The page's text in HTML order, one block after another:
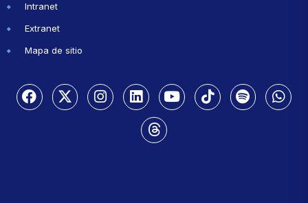
Intranet
Extranet
Mapa de sitio